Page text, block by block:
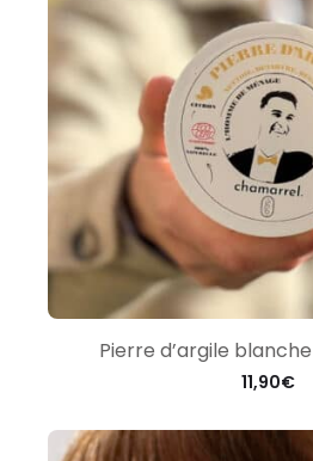
Pierre d’argile
11,90€